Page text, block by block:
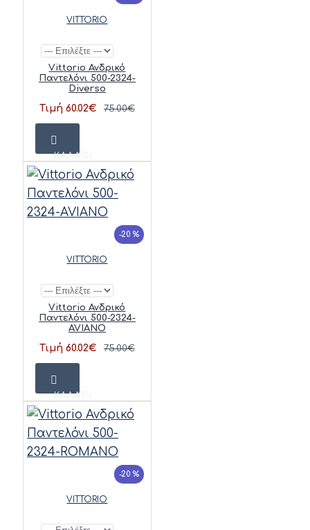
VITTORIO
Vittorio Ανδρικό
Παντελόνι 500-2324-
Diverso
Τιμή 60.02€ 75.00€
ΚΑΛΆΘΙ
-20 %
VITTORIO
Vittorio Ανδρικό
Παντελόνι 500-2324-
AVIANO
Τιμή 60.02€ 75.00€
ΚΑΛΆΘΙ
-20 %
VITTORIO